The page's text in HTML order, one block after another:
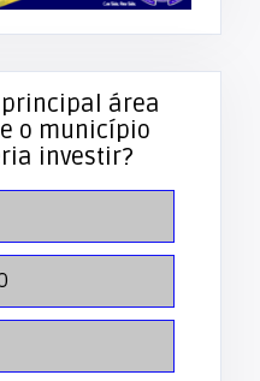
área
o município
investir?